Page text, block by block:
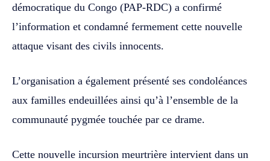
démocratique du Congo (PAP-RDC) a confirmé
l’information et condamné fermement cette nouvelle
attaque visant des civils innocents.
L’organisation a également présenté ses condoléances
aux familles endeuillées ainsi qu’à l’ensemble de la
communauté pygmée touchée par ce drame.
Cette nouvelle incursion meurtrière intervient dans un